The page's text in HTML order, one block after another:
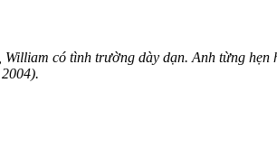
có tình trường dày dạn. Anh từng